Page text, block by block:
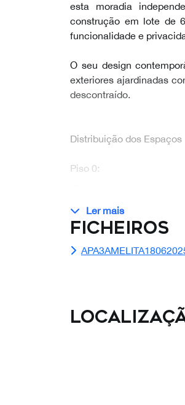
esta moradia
construção em lote de
funcionalidade e
O seu design
exteriores ajardinadas
descontraído.
Distribuição dos Espaços
Piso 0:
Ler mais
Ficheiros